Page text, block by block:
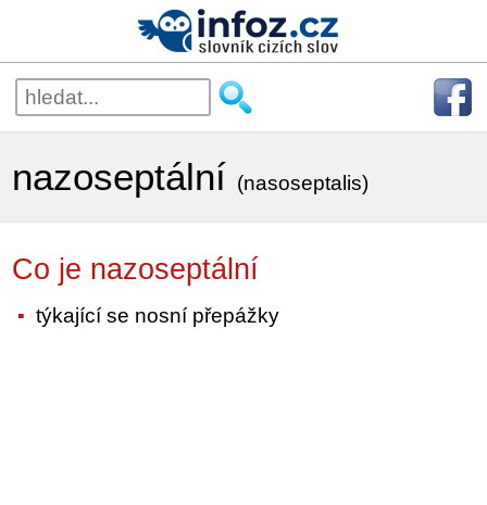
nazoseptální (nasoseptalis)
Co je nazoseptální
týkající se nosní přepážky